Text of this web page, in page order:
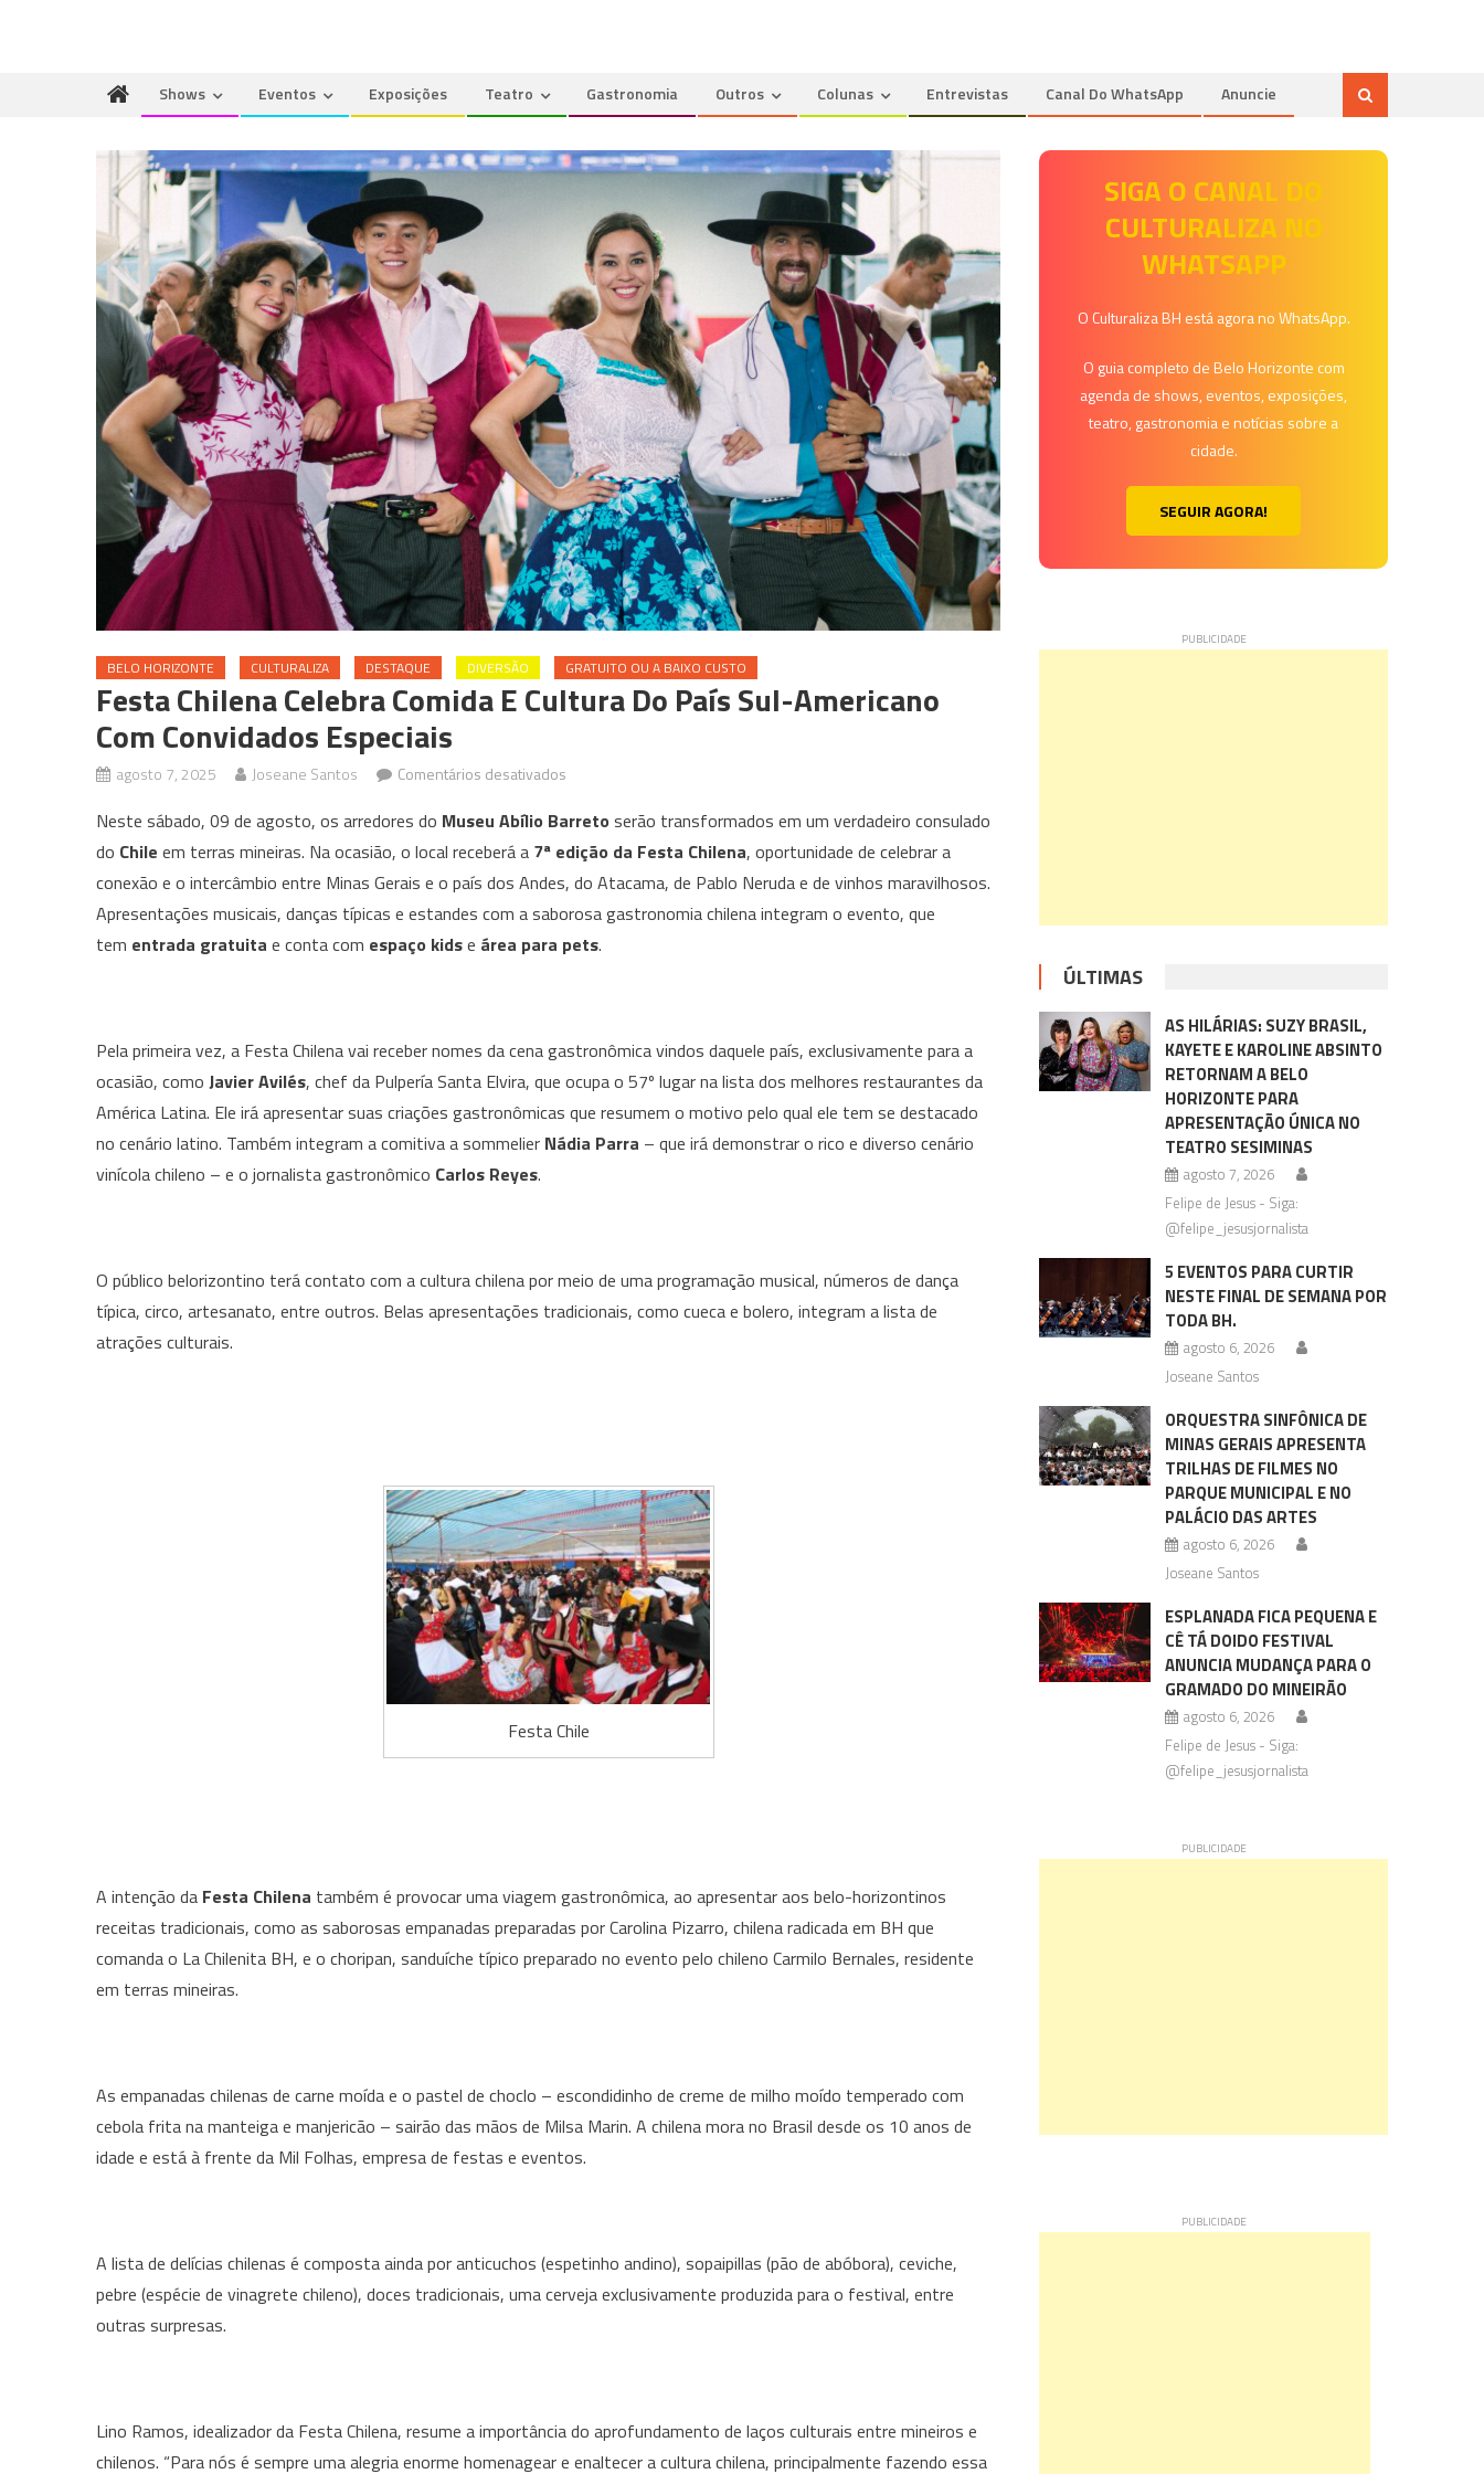
Shows Eventos Exposições Teatro Gastronomia Outros Colunas Entrevistas Canal Do WhatsApp Anuncie
BELO HORIZONTE CULTURALIZA DESTAQUE DIVERSÃO GRATUITO OU A BAIXO CUSTO
Festa Chilena Celebra Comida E Cultura Do País Sul-Americano
Com Convidados Especiais
agosto 7, 2025 Joseane Santos Comentários desativados
Chilena
celebra
comida
e
cultura
americano
com
Neste sábado, 09 de agosto, os arredores do Museu Abílio Barreto serão transformados em um verdadeiro consulado
do Chile em terras mineiras. Na ocasião, o local receberá a 7ª edição da Festa Chilena, oportunidade de celebrar a
conexão e o intercâmbio entre Minas Gerais e o país dos Andes, do Atacama, de Pablo Neruda e de vinhos maravilhosos.
Apresentações musicais, danças típicas e estandes com a saborosa gastronomia chilena integram o evento, que
tem entrada gratuita e conta com espaço kidse área para pets.
Pela primeira vez, a Festa Chilena vai receber nomes da cena gastronômica vindos daquele país, exclusivamente para a
ocasião, como Javier Avilés, chef da Pulpería Santa Elvira, que ocupa o 57º lugar na lista dos melhores restaurantes da
América Latina. Ele irá apresentar suas criações gastronômicas que resumem o motivo pelo qual ele tem se destacado
no cenário latino. Também integram a comitiva a sommelier Nádia Parra – que irá demonstrar o rico e diverso cenário
vinícola chileno – e o jornalista gastronômico Carlos Reyes.
O público belorizontino terá contato com a cultura chilena por meio de uma programação musical, números de dança
típica, circo, artesanato, entre outros. Belas apresentações tradicionais, como cueca e bolero, integram a lista de
atrações culturais.
Festa Chile
A intenção da Festa Chilena também é provocar uma viagem gastronômica, ao apresentar aos belo-horizontinos
receitas tradicionais, como as saborosas empanadas preparadas por Carolina Pizarro, chilena radicada em BH que
comanda o La Chilenita BH, e o choripan, sanduíche típico preparado no evento pelo chileno Carmilo Bernales, residente
em terras mineiras.
As empanadas chilenas de carne moída e o pastel de choclo – escondidinho de creme de milho moído temperado com
cebola frita na manteiga e manjericão – sairão das mãos de Milsa Marin. A chilena mora no Brasil desde os 10 anos de
idade e está à frente da Mil Folhas, empresa de festas e eventos.
A lista de delícias chilenas é composta ainda por anticuchos (espetinho andino), sopaipillas (pão de abóbora), ceviche,
pebre (espécie de vinagrete chileno), doces tradicionais, uma cerveja exclusivamente produzida para o festival, entre
outras surpresas.
Lino Ramos, idealizador da Festa Chilena, resume a importância do aprofundamento de laços culturais entre mineiros e
chilenos. “Para nós é sempre uma alegria enorme homenagear e enaltecer a cultura chilena, principalmente fazendo essa
SIGA O CANAL DO
CULTURALIZA NO
WHATSAPP
O Culturaliza BH está agora no WhatsApp.
O guia completo de Belo Horizonte com
agenda de shows, eventos, exposições,
teatro, gastronomia e notícias sobre a
cidade.
SEGUIR AGORA!
ÚLTIMAS
AS HILÁRIAS: SUZY BRASIL,
KAYETE E KAROLINE ABSINTO
RETORNAM A BELO
HORIZONTE PARA
APRESENTAÇÃO ÚNICA NO
TEATRO SESIMINAS
agosto 7, 2026
Felipe de Jesus - Siga:
@felipe_jesusjornalista
5 EVENTOS PARA CURTIR
NESTE FINAL DE SEMANA POR
TODA BH.
agosto 6, 2026
Joseane Santos
ORQUESTRA SINFÔNICA DE
MINAS GERAIS APRESENTA
TRILHAS DE FILMES NO
PARQUE MUNICIPAL E NO
PALÁCIO DAS ARTES
agosto 6, 2026
Joseane Santos
ESPLANADA FICA PEQUENA E
CÊ TÁ DOIDO FESTIVAL
ANUNCIA MUDANÇA PARA O
GRAMADO DO MINEIRÃO
agosto 6, 2026
Felipe de Jesus - Siga:
@felipe_jesusjornalista